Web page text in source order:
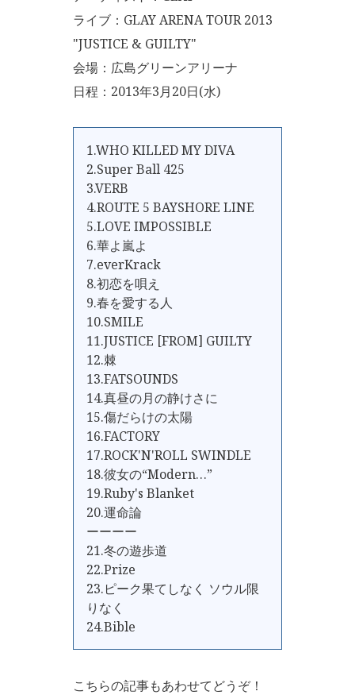
ライブ：GLAY ARENA TOUR 2013
"JUSTICE & GUILTY"
会場：広島グリーンアリーナ
日程：2013年3月20日(水)
1.WHO KILLED MY DIVA
2.Super Ball 425
3.VERB
4.ROUTE 5 BAYSHORE LINE
5.LOVE IMPOSSIBLE
6.華よ嵐よ
7.everKrack
8.初恋を唄え
9.春を愛する人
10.SMILE
11.JUSTICE [FROM] GUILTY
12.棘
13.FATSOUNDS
14.真昼の月の静けさに
15.傷だらけの太陽
16.FACTORY
17.ROCK'N'ROLL SWINDLE
18.彼女の“Modern…”
19.Ruby's Blanket
20.運命論
ーーーー
21.冬の遊歩道
22.Prize
23.ピーク果てしなく ソウル限
りなく
24.Bible
こちらの記事もあわせてどうぞ！